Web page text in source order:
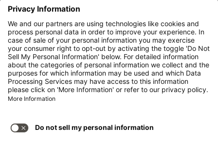
Erano disponibili nelle ultime 24 ore e potrebbero non
essere più aggiornati. Le tariffe indicate per
l’Economy Class sono solitamente Economy Zero,
la nostra opzione di tariffa più limitata. Potrebbero
essere applicati costi aggiuntivi per ilbagaglioda
stiva registrato o altri servizi opzionali. Vengono
applicate leCondizioni Generali di Contratto.